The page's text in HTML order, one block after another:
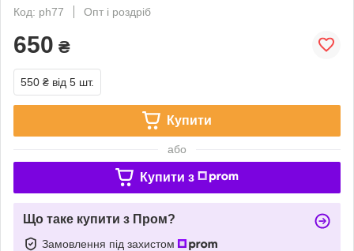
Код: ph77
Опт і роздріб
650 ₴
550 ₴ від 5 шт.
Купити
або
Купити з
Що таке купити з Пром?
Замовлення під захистом